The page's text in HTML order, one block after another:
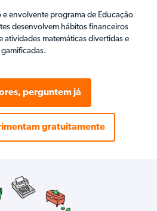
e envolvente programa de Educação
desenvolvem hábitos financeiros
atividades matemáticas divertidas e
gamificadas.
perguntem já
gratuitamente